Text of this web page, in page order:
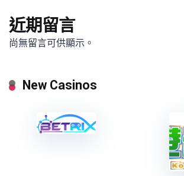
近期留言
尚無留言可供顯示。
New Casinos